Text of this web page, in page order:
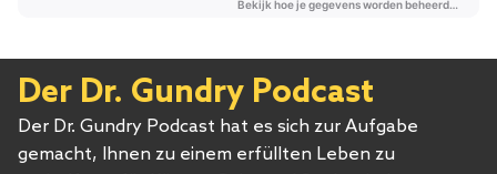
Der Dr. Gundry Podcast
Der Dr. Gundry Podcast hat es sich zur Aufgabe
gemacht, Ihnen zu einem erfüllten Leben zu